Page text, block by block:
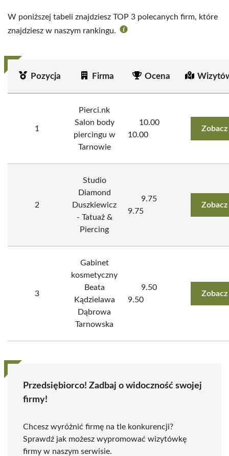
W poniższej tabeli znajdziesz TOP 3 polecanych firm, które
znajdziesz w naszym rankingu.
Pozycja Firma Ocena
1
Pierci.nk
Salon body
piercingu w
Tarnowie
10.00
10.00
2
Studio
Diamond
Duszkiewicz
- Tatuaż &
Piercing
9.75
9.75
3
Gabinet
kosmetyczny
Beata
Kądzielawa
Dąbrowa
Tarnowska
9.50
9.50
Przedsiębiorco! Zadbaj o widoczność swojej
firmy!
Chcesz wyróżnić firmę na tle konkurencji?
Sprawdź jak możesz wypromować wizytówkę
firmy w naszym serwisie.